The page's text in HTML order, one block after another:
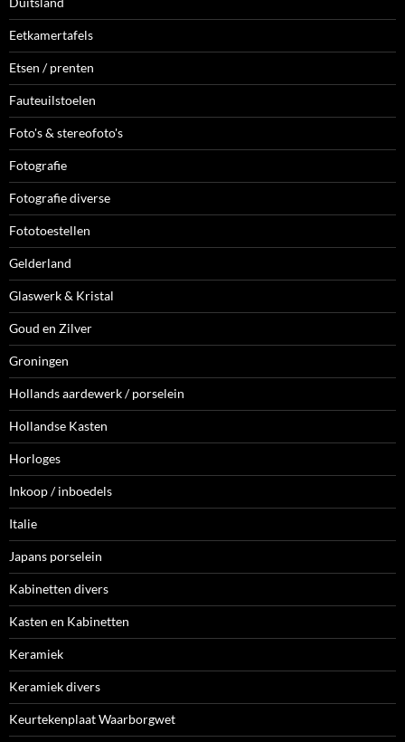
Eetkamertafels
Etsen / prenten
Fauteuilstoelen
Foto's & stereofoto's
Fotografie
Fotografie diverse
Fototoestellen
Gelderland
Glaswerk & Kristal
Goud en Zilver
Groningen
Hollands aardewerk / porselein
Hollandse Kasten
Horloges
Inkoop / inboedels
Italie
Japans porselein
Kabinetten divers
Kasten en Kabinetten
Keramiek
Keramiek divers
Keurtekenplaat Waarborgwet